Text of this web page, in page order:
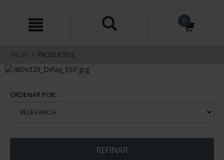
contenido
navegacin
0
INICIO PRODUCTOS
ORDENAR POR:
REFINAR